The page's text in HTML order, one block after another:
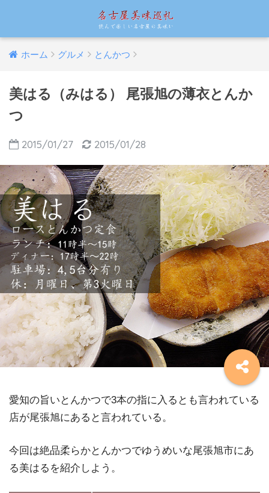
ホーム グルメ とんかつ
美はる（みはる） 尾張旭の薄衣とんか
つ
2015/01/27 2015/01/28
愛知の旨いとんかつで3本の指に入るとも言われている
店が尾張旭にあると言われている。
今回は絶品柔らかとんかつでゆうめいな尾張旭市にあ
る美はるを紹介しよう。